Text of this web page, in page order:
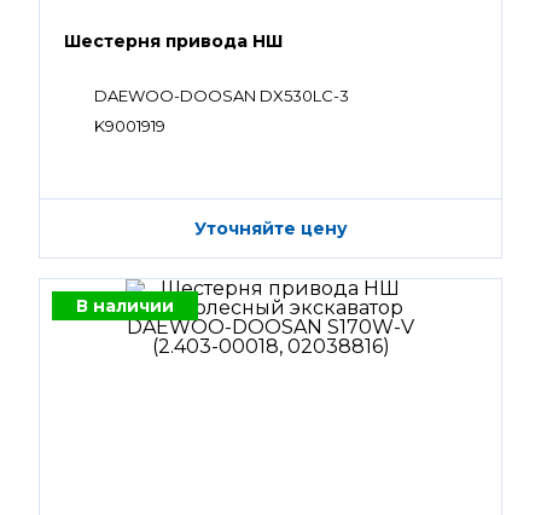
Шестерня привода НШ
DAEWOO-DOOSAN DX530LC-3
K9001919
Уточняйте цену
В наличии